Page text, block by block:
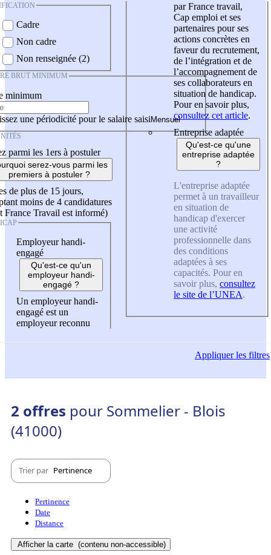
Cadre
Non cadre
Non renseignée (2)
BRUT MINIMUM
minimum
une périodicité pour le salaire saisi
parmi les 1ers à postuler
serez-vous parmi les
premiers à postuler ?
de plus de 15 jours,
moins de 4 candidatures
France Travail est informé)
Employeur handi-
engagé
Qu'est-ce qu'un
employeur handi-
engagé ?
Un employeur handi-
engagé est un
employeur reconnu
par France travail,
Cap emploi et ses
partenaires pour ses
actions concrètes en
faveur du recrutement,
de l’intégration et de
l’accompagnement de
ses collaborateurs en
situation de handicap.
Pour en savoir plus,
consultez cet article.
Entreprise adaptée
Qu'est-ce qu'une
entreprise adaptée
?
L'entreprise adaptée
permet à un travailleur
en situation de
handicap d'exercer
une activité
professionnelle dans
des conditions
adaptées à ses
capacités. Pour en
savoir plus, consultez
le site de l’UNEA.
Appliquerles filtres
2 offres pour Sommelier - Blois
(41000)
Trier par Pertinence
Pertinence
Date
Distance
Afficher la carte (contenu non-accessible)